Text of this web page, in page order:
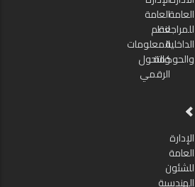
العامة
للمراجعة
الداخلية
والحوكمة
العامة
لنظم
المعلومات
والتحول
الرقمي
الإدارة
العامة
للشئون
الهندسية